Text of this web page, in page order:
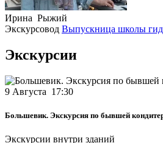
Ирина Рыжий
Экскурсовод Выпускница школы
Экскурсии
9 Августа 17:30
Большевик. Экскурсия по бывшей
Экскурсии внутри зданий